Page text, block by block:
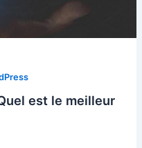
est le meilleur